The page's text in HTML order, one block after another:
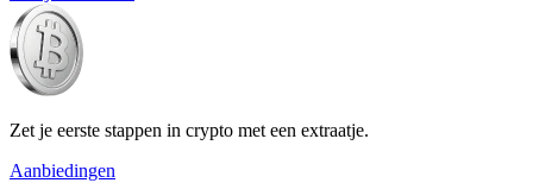
Zet je eerste stappen in crypto met een extraatje.
Aanbiedingen